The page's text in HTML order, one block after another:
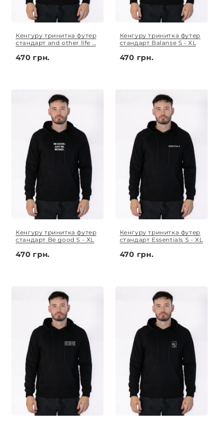
Кенгуру тринитка футер
стандарт and other life S
470 грн.
Кенгуру тринитка футер
стандарт Balanse S - XL
470 грн.
Кенгуру тринитка футер
стандарт Be good S - XL
470 грн.
Кенгуру тринитка футер
стандарт Essentials S - XL
470 грн.